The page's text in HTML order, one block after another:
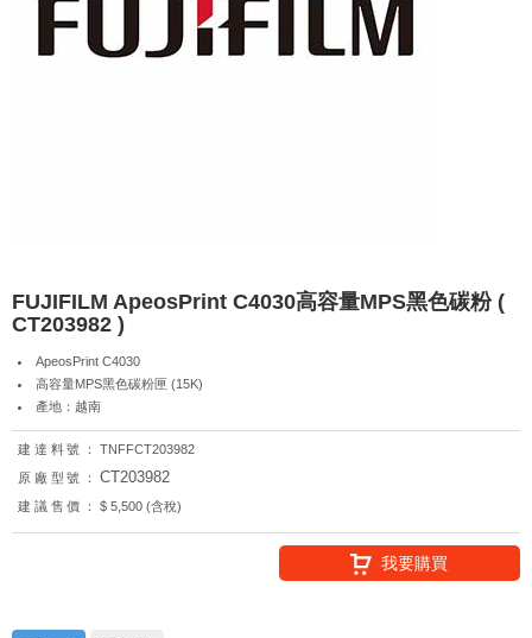
FUJIFILM ApeosPrint C4030高容量MPS黑色碳粉 (
CT203982 )
ApeosPrint C4030
高容量MPS黑色碳粉匣 (15K)
產地：越南
建達料號：
TNFFCT203982
原廠型號：
CT203982
建議售價： $ 5,500 (含稅)
我要購買